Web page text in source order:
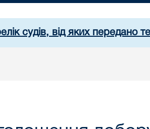
судів, від яких передано